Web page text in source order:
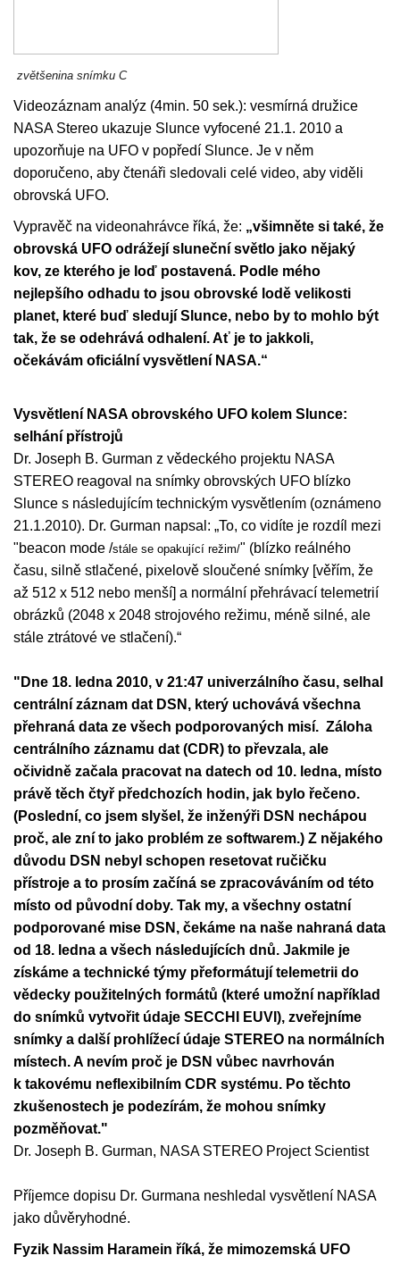
zvětšenina snímku C
Videozáznam analýz (4min. 50 sek.): vesmírná družice
NASA Stereo ukazuje Slunce vyfocené 21.1. 2010 a
upozorňuje na UFO v popředí Slunce. Je v něm
doporučeno, aby čtenáři sledovali celé video, aby viděli
obrovská UFO.
Vypravěč na videonahrávce říká, že: „všimněte si také, že
obrovská UFO odrážejí sluneční světlo jako nějaký
kov, ze kterého je loď postavená. Podle mého
nejlepšího odhadu to jsou obrovské lodě velikosti
planet, které buď sledují Slunce, nebo by to mohlo být
tak, že se odehrává odhalení. Ať je to jakkoli,
očekávám oficiální vysvětlení NASA.“
Vysvětlení NASA obrovského UFO kolem Slunce:
selhání přístrojů
Dr. Joseph B. Gurman z vědeckého projektu NASA
STEREO reagoval na snímky obrovských UFO blízko
Slunce s následujícím technickým vysvětlením (oznámeno
21.1.2010). Dr. Gurman napsal: „To, co vidíte je rozdíl mezi
"beacon mode /stále se opakující režim/" (blízko reálného
času, silně stlačené, pixelově sloučené snímky [věřím, že
až 512 x 512 nebo menší] a normální přehrávací telemetrií
obrázků (2048 x 2048 strojového režimu, méně silné, ale
stále ztrátové ve stlačení).“
"Dne 18. ledna 2010, v 21:47 univerzálního času, selhal
centrální záznam dat DSN, který uchovává všechna
přehraná data ze všech podporovaných misí. Záloha
centrálního záznamu dat (CDR) to převzala, ale
očividně začala pracovat na datech od 10. ledna, místo
právě těch čtyř předchozích hodin, jak bylo řečeno.
(Poslední, co jsem slyšel, že inženýři DSN nechápou
proč, ale zní to jako problém ze softwarem.) Z nějakého
důvodu DSN nebyl schopen resetovat ručičku
přístroje a to prosím začíná se zpracováváním od této
místo od původní doby. Tak my, a všechny ostatní
podporované mise DSN, čekáme na naše nahraná data
od 18. ledna a všech následujících dnů. Jakmile je
získáme a technické týmy přeformátují telemetrii do
vědecky použitelných formátů (které umožní například
do snímků vytvořit údaje SECCHI EUVI), zveřejníme
snímky a další prohlížecí údaje STEREO na normálních
místech. A nevím proč je DSN vůbec navrhován
k takovému neflexibilním CDR systému. Po těchto
zkušenostech je podezírám, že mohou snímky
pozměňovat."
Dr. Joseph B. Gurman, NASA STEREO Project Scientist
Příjemce dopisu Dr. Gurmana neshledal vysvětlení NASA
jako důvěryhodné.
Fyzik Nassim Haramein říká, že mimozemská UFO